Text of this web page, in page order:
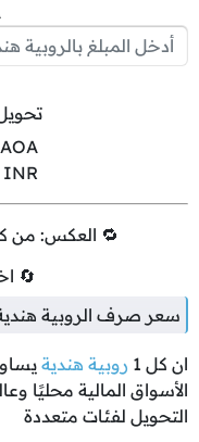
INR
🔁 العكس: من
🔄
سعر صرف الروبية هندية
ان كل 1 روبية هندية
الأسواق المالية محليًا
التحويل لفئات متعددة